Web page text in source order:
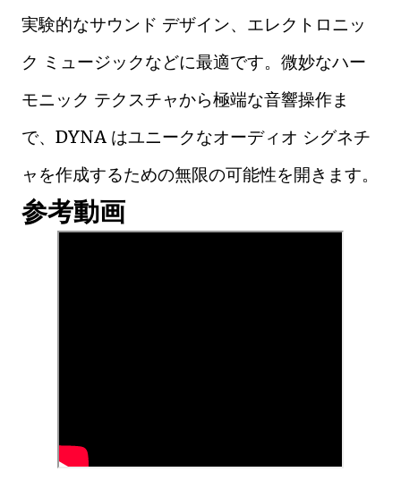
実験的なサウンド デザイン、エレクトロニッ
ク ミュージックなどに最適です。微妙なハー
モニック テクスチャから極端な音響操作ま
で、DYNA はユニークなオーディオ シグネチ
ャを作成するための無限の可能性を開きます。
参考動画